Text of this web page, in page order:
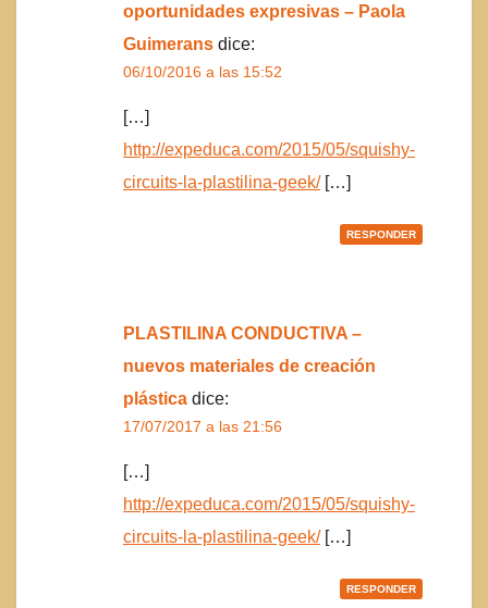
oportunidades expresivas – Paola
Guimerans dice:
06/10/2016 a las 15:52
[…]
http://expeduca.com/2015/05/squishy-
circuits-la-plastilina-geek/[…]
RESPONDER
PLASTILINA CONDUCTIVA –
nuevos materiales de creación
plástica dice:
17/07/2017 a las 21:56
[…]
http://expeduca.com/2015/05/squishy-
circuits-la-plastilina-geek/[…]
RESPONDER